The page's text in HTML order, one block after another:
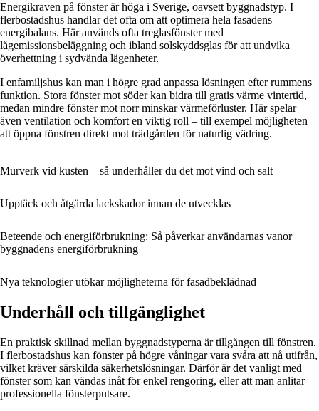
Energikraven på fönster är höga i Sverige, oavsett byggnadstyp. I
flerbostadshus handlar det ofta om att optimera hela fasadens
energibalans. Här används ofta treglasfönster med
lågemissionsbeläggning och ibland solskyddsglas för att undvika
överhettning i sydvända lägenheter.
I enfamiljshus kan man i högre grad anpassa lösningen efter rummens
funktion. Stora fönster mot söder kan bidra till gratis värme vintertid,
medan mindre fönster mot norr minskar värmeförluster. Här spelar
även ventilation och komfort en viktig roll – till exempel möjligheten
att öppna fönstren direkt mot trädgården för naturlig vädring.
Murverk vid kusten – så underhåller du det mot vind och salt
Upptäck och åtgärda lackskador innan de utvecklas
Beteende och energiförbrukning: Så påverkar användarnas vanor
byggnadens energiförbrukning
Nya teknologier utökar möjligheterna för fasadbeklädnad
Underhåll och tillgänglighet
En praktisk skillnad mellan byggnadstyperna är tillgången till fönstren.
I flerbostadshus kan fönster på högre våningar vara svåra att nå utifrån,
vilket kräver särskilda säkerhetslösningar. Därför är det vanligt med
fönster som kan vändas inåt för enkel rengöring, eller att man anlitar
professionella fönsterputsare.